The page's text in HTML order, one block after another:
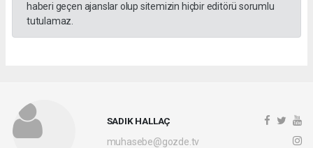
haberi geçen ajanslar olup sitemizin hiçbir editörü sorumlu
tutulamaz.
SADIK HALLAÇ
muhasebe@gozde.tv